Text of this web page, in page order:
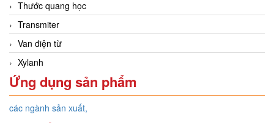
Thước quang học
Transmiter
Van điện từ
Xylanh
Ứng dụng sản phẩm
các ngành sản xuất,